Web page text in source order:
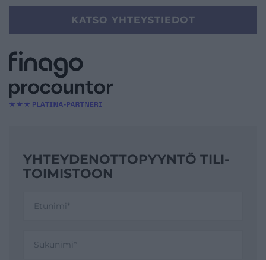
KATSO YHTEYSTIEDOT
YHTEYDENOTTO­PYYNTÖ TILI­
TOIMISTOON